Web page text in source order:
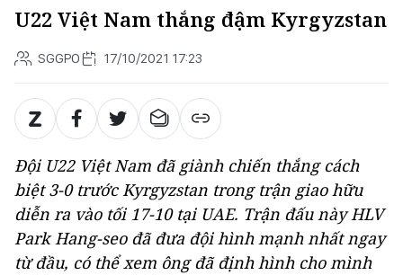
U22 Việt Nam thắng đậm Kyrgyzstan
SGGPO 17/10/2021 17:23
Đội U22 Việt Nam đã giành chiến thắng cách
biệt 3-0 trước Kyrgyzstan trong trận giao hữu
diễn ra vào tối 17-10 tại UAE. Trận đấu này HLV
Park Hang-seo đã đưa đội hình mạnh nhất ngay
từ đầu, có thể xem ông đã định hình cho mình